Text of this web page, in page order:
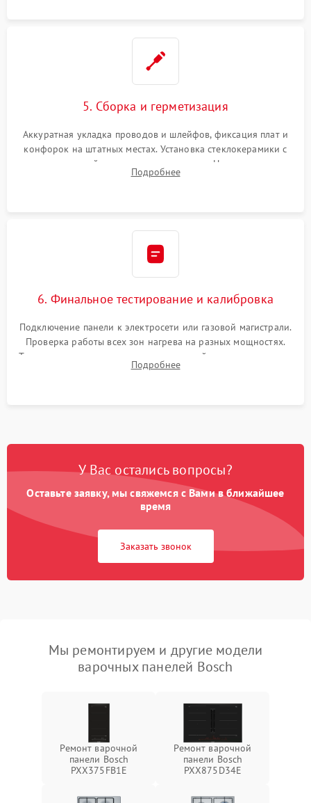
5. Сборка и герметизация
Аккуратная укладка проводов и шлейфов, фиксация плат и
конфорок на штатных местах. Установка стеклокерамики с
проверкой равномерности зазоров. Нанесение
термостойкого герметика или укладка уплотнительной
Подробнее
6. Финальное тестирование и калибровка
Подключение панели к электросети или газовой магистрали.
Проверка работы всех зон нагрева на разных мощностях.
Тестирование сенсорного управления, таймера, индикаторов
остаточного тепла и систем защиты от перегрева.
Подробнее
У Вас остались вопросы?
Оставьте заявку, мы свяжемся с Вами в ближайшее
время
Заказать звонок
Мы ремонтируем и другие модели
варочных панелей Bosch
Ремонт варочной
панели Bosch
PXX375FB1E
Ремонт варочной
панели Bosch
PXX875D34E